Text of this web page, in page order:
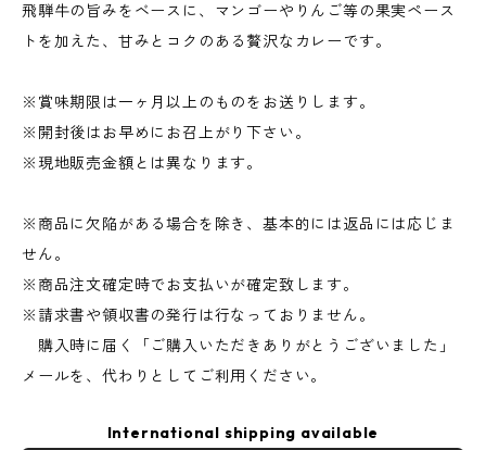
飛騨牛の旨みをベースに、マンゴーやりんご等の果実ペース
トを加えた、甘みとコクのある贅沢なカレーです。
※賞味期限は一ヶ月以上のものをお送りします。
※開封後はお早めにお召上がり下さい。
※現地販売金額とは異なります。
※商品に欠陥がある場合を除き、基本的には返品には応じま
せん。
※商品注文確定時でお支払いが確定致します。
※請求書や領収書の発行は行なっておりません。
購入時に届く「ご購入いただきありがとうございました」
メールを、代わりとしてご利用ください。
International shipping available